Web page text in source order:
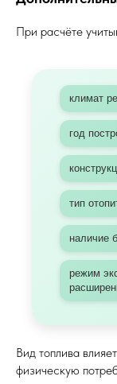
При расчёте
климат
год
тип
наличие
режим
Вид топлива
физическую